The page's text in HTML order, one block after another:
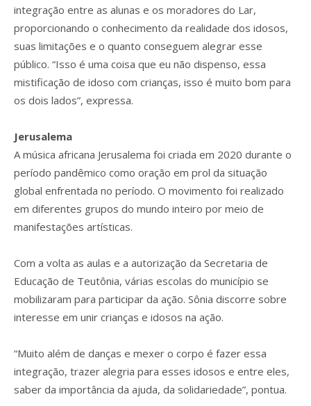
integração entre as alunas e os moradores do Lar,
proporcionando o conhecimento da realidade dos idosos,
suas limitações e o quanto conseguem alegrar esse
público. “Isso é uma coisa que eu não dispenso, essa
mistificação de idoso com crianças, isso é muito bom para
os dois lados”, expressa.
Jerusalema
A música africana Jerusalema foi criada em 2020 durante o
período pandêmico como oração em prol da situação
global enfrentada no período. O movimento foi realizado
em diferentes grupos do mundo inteiro por meio de
manifestações artísticas.
Com a volta as aulas e a autorização da Secretaria de
Educação de Teutônia, várias escolas do município se
mobilizaram para participar da ação. Sônia discorre sobre
interesse em unir crianças e idosos na ação.
“Muito além de danças e mexer o corpo é fazer essa
integração, trazer alegria para esses idosos e entre eles,
saber da importância da ajuda, da solidariedade”, pontua.